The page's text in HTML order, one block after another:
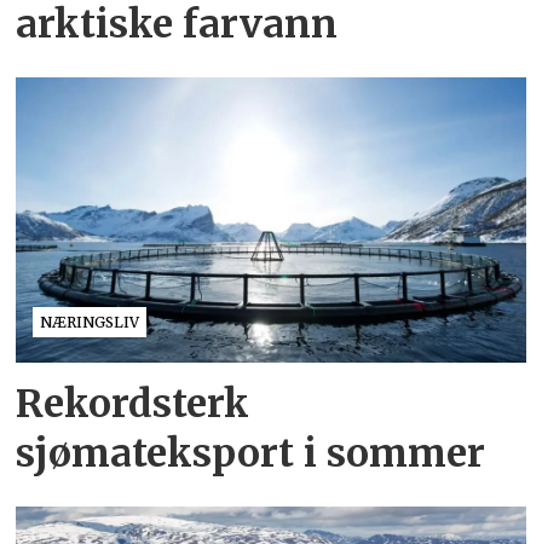
arktiske farvann
NÆRINGSLIV
Rekordsterk
sjømateksport i sommer